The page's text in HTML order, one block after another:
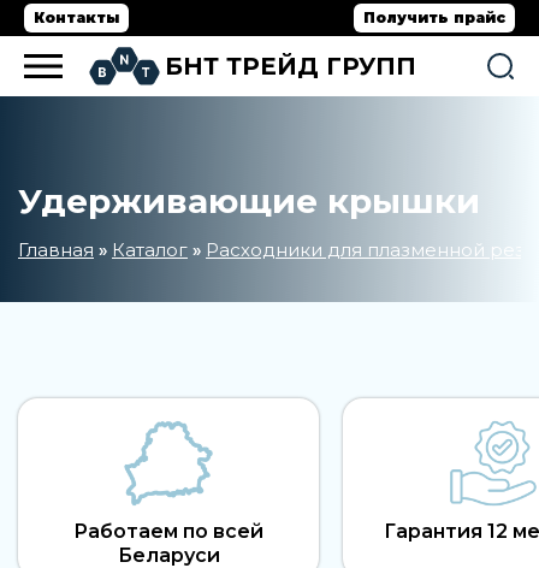
Контакты Получить прайс
БНТ ТРЕЙД ГРУПП
Удерживающие крышки
Главная » Каталог » Расходники для плазменной
Работаем по всей
Беларуси
Гарантия 12